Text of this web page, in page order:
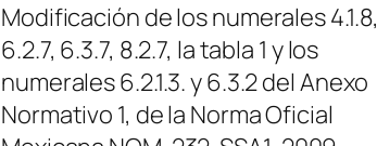
Modificación de los numerales 4.1.8,
6.2.7, 6.3.7, 8.2.7, la tabla 1 y los
numerales 6.2.1.3. y 6.3.2 del Anexo
Normativo 1, de la Norma Oficial